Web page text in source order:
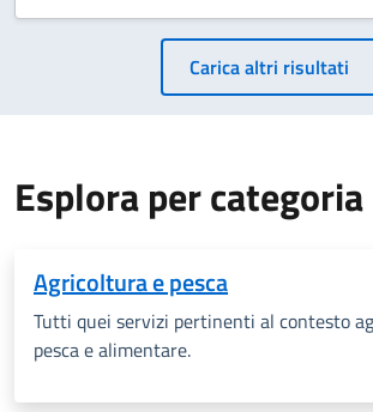
Paginazione
Carica altri risultati
Esplora per categoria
Agricoltura e pesca
Tutti quei servizi pertinenti al contesto
pesca e alimentare.